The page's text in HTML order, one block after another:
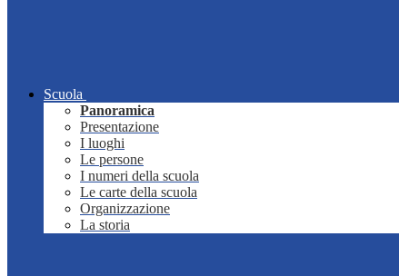
Scuola
Panoramica
Presentazione
I luoghi
Le persone
I numeri della scuola
Le carte della scuola
Organizzazione
La storia